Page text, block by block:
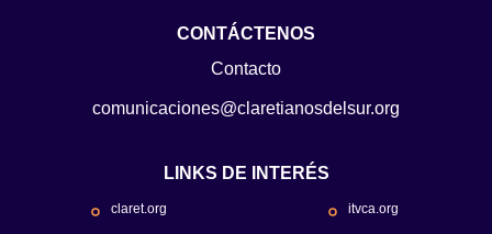
CONTÁCTENOS
Contacto
comunicaciones@claretianosdelsur.org
LINKS DE INTERÉS
claret.org itvca.org